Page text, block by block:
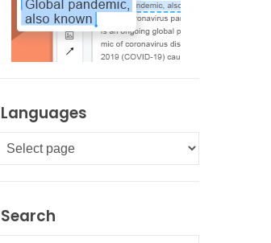
Languages
Languages
Search